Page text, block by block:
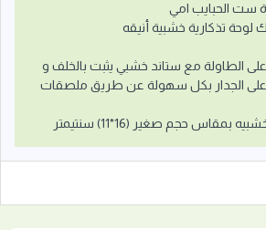
ست الحبايب امي
تذكارية خشبية أنيقه
الطاولة مع ستاند خشبي يثبت بالخلف و
على الجدار بكل سهولة عن طريق ملصقات
بمقاس حجم صغير (16*11) سنتيمتر